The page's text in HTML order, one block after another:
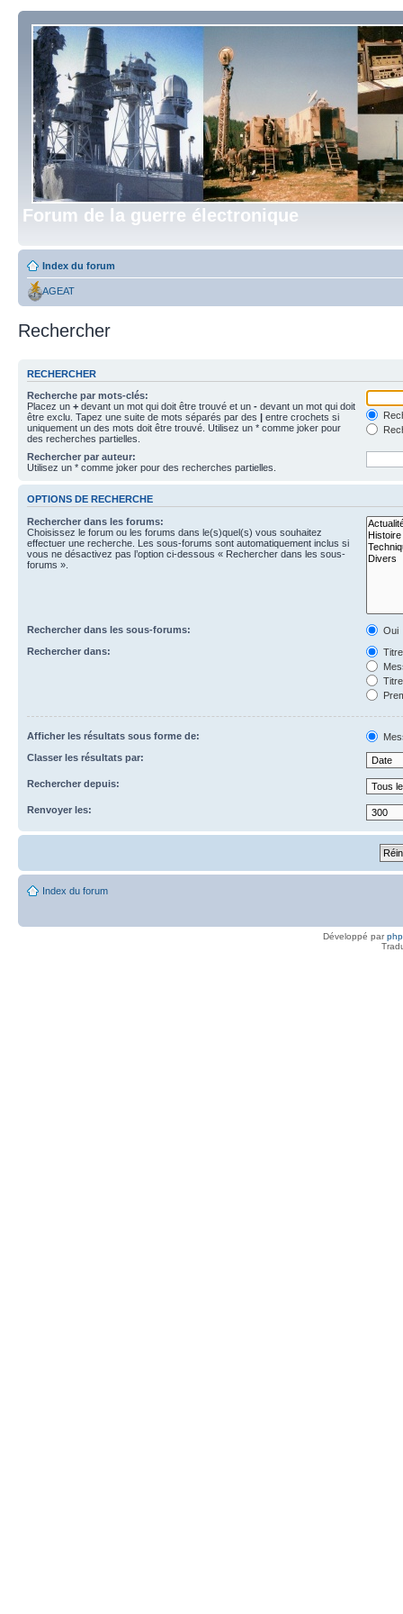
Forum de la guerre électronique
Index du forum
AGEAT
Rechercher
RECHERCHER
Recherche par mots-clés:
Placez un + devant un mot qui doit être trouvé et un - devant un mot qui doit
être exclu. Tapez une suite de mots séparés par des | entre crochets si
uniquement un des mots doit être trouvé. Utilisez un * comme joker pour
des recherches partielles.
Rechercher par auteur:
Utilisez un * comme joker pour des recherches partielles.
OPTIONS DE RECHERCHE
Rechercher dans les forums:
Choisissez le forum ou les forums dans le(s)quel(s) vous souhaitez
effectuer une recherche. Les sous-forums sont automatiquement inclus si
vous ne désactivez pas l’option ci-dessous « Rechercher dans les sous-
forums ».
Rechercher dans les sous-forums:
Oui
Rechercher dans:
Afficher les résultats sous forme de:
Classer les résultats par:
Rechercher depuis:
Renvoyer les:
Index du forum
Développé par